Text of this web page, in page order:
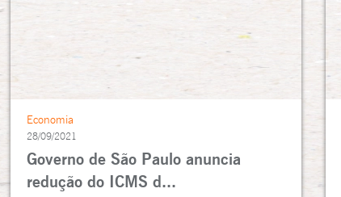
Economia
28/09/2021
Governo de São Paulo anuncia
redução do ICMS d...